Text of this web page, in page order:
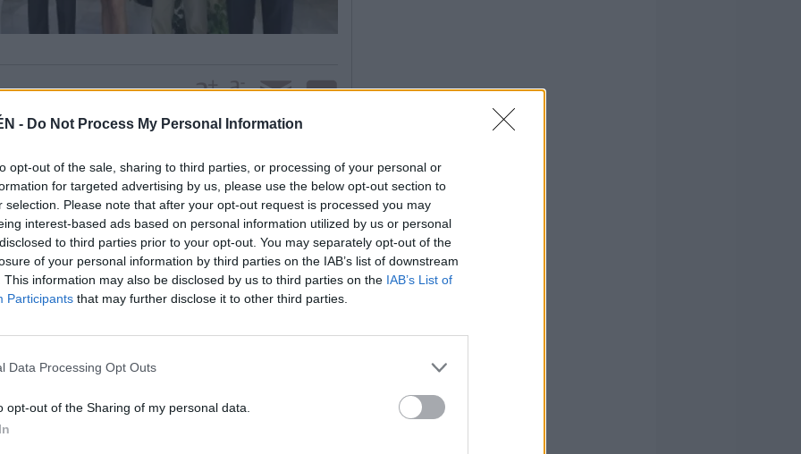
- Do Not Process My Personal Information
opt-out of the sale, sharing to third parties, or processing of your personal or
for targeted advertising by us, please use the below opt-out section to
selection. Please note that after your opt-out request is processed you may
interest-based ads based on personal information utilized by us or personal
to third parties prior to your opt-out. You may separately opt-out of the
of your personal information by third parties on the IAB’s list of downstream
This information may also be disclosed by us to third parties on the IAB’s List of
Participants that may further disclose it to other third parties.
Data Processing Opt Outs
opt-out of the Sharing of my personal data.
pertenecientes a las selecciones
infantil y cadete, así como las de cadete de la
La sede de la Delegación de Gobierno de la
de la prueba, que contó con la presencia
en Jaén; Rafael Granados, director general
la Junta de Andalucía; Ricardo Navacerrada, en
diputada de Cultura y Deportes; Higinio
de Jaén, y Manuel Rodríguez, presidente
de la mañana, con la prueba de BTT cadete, en el
a las doce y media, llega el turno de
para los que se ha diseñado una yincana
y media, con las pruebas contrarreloj